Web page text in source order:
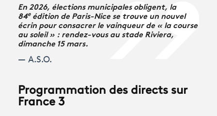
En 2026, élections municipales obligent, la
84eédition de Paris-Nice se trouve un nouvel
écrin pour consacrer le vainqueur de « la course
au soleil » : rendez-vous au stade Riviera,
dimanche 15 mars.
A.S.O.
Programmation des directs sur
France 3